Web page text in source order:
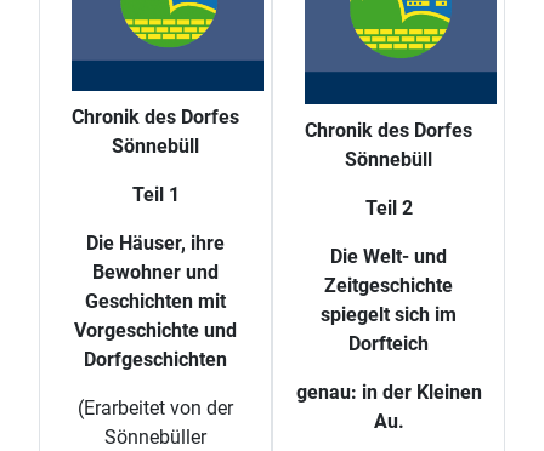
Chronik des Dorfes
Sönnebüll
Teil 1
Die Häuser, ihre
Bewohner und
Geschichten mit
Vorgeschichte und
Dorfgeschichten
(Erarbeitet von der
Sönnebüller
Chronik des Dorfes
Sönnebüll
Teil 2
Die Welt- und
Zeitgeschichte
spiegelt sich im
Dorfteich
genau: in der Kleinen
Au.